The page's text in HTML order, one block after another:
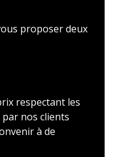
proposer deux
respectant les
nos clients
à de